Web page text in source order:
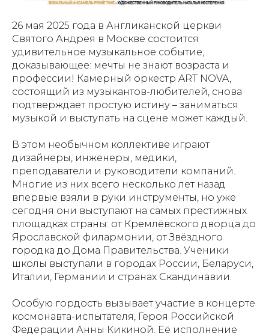
26 мая 2025 года в Англиканской церкви
Святого Андрея в Москве состоится
удивительное музыкальное событие,
доказывающее: мечты не знают возраста и
профессии! Камерный оркестр ART NOVA,
состоящий из музыкантов-любителей, снова
подтверждает простую истину – заниматься
музыкой и выступать на сцене может каждый.
В этом необычном коллективе играют
дизайнеры, инженеры, медики,
преподаватели и руководители компаний.
Многие из них всего несколько лет назад
впервые взяли в руки инструменты, но уже
сегодня они выступают на самых престижных
площадках страны: от Кремлёвского дворца до
Ярославской филармонии, от Звёздного
городка до Дома Правительства. Ученики
школы выступали в городах России, Беларуси,
Италии, Германии и странах Скандинавии.
Особую гордость вызывает участие в концерте
космонавта-испытателя, Героя Российской
Федерации Анны Кикиной. Её исполнение